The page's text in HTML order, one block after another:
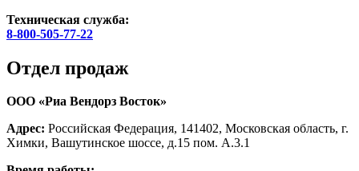
Техническая служба:
8-800-505-77-22
Отдел продаж
ООО «Риа Вендорз Восток»
Адрес: Российская Федерация, 141402, Московская область, г.
Химки, Вашутинское шоссе, д.15 пом. А.3.1